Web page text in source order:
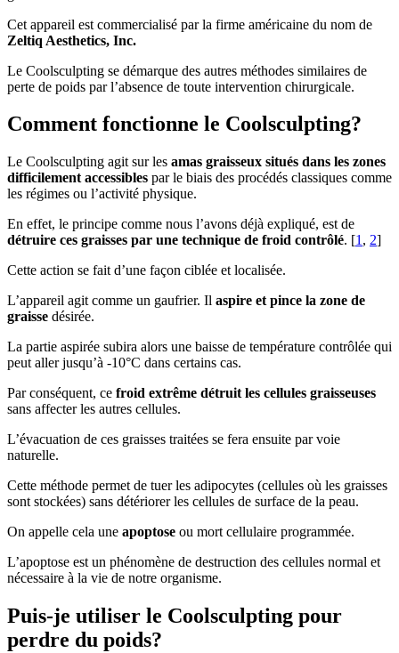
Cet appareil est commercialisé par la firme américaine du nom de
Zeltiq Aesthetics, Inc.
Le Coolsculpting se démarque des autres méthodes similaires de
perte de poids par l’absence de toute intervention chirurgicale.
Comment fonctionne le Coolsculpting?
Le Coolsculpting agit sur les amas graisseux situés dans les zones
difficilement accessibles par le biais des procédés classiques comme
les régimes ou l’activité physique.
En effet, le principe comme nous l’avons déjà expliqué, est de
détruire ces graisses par une technique de froid contrôlé. [1 , 2]
Cette action se fait d’une façon ciblée et localisée.
L’appareil agit comme un gaufrier. Il aspire et pince la zone de
graisse désirée.
La partie aspirée subira alors une baisse de température contrôlée qui
peut aller jusqu’à -10°C dans certains cas.
Par conséquent, ce froid extrême détruit les cellules graisseuses
sans affecter les autres cellules.
L’évacuation de ces graisses traitées se fera ensuite par voie
naturelle.
Cette méthode permet de tuer les adipocytes (cellules où les graisses
sont stockées) sans détériorer les cellules de surface de la peau.
On appelle cela une apoptose ou mort cellulaire programmée.
L’apoptose est un phénomène de destruction des cellules normal et
nécessaire à la vie de notre organisme.
Puis-je utiliser le Coolsculpting pour
perdre du poids?